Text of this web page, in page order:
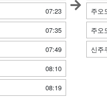
07:23
07:35
07:49
08:10
08:19
주오
주오
신주